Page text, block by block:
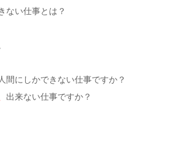
ない仕事とは？
間にしかできない仕事ですか？
出来ない仕事ですか？